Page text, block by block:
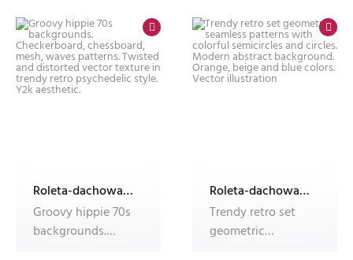
Roleta-dachowa-w-kasecie-Dekolux-z-nadrukiem
Groovy hippie 70s
backgrounds.
Roleta-dachowa-w-kasecie-Dekolux-z-nadrukiem
Trendy retro set
geometric